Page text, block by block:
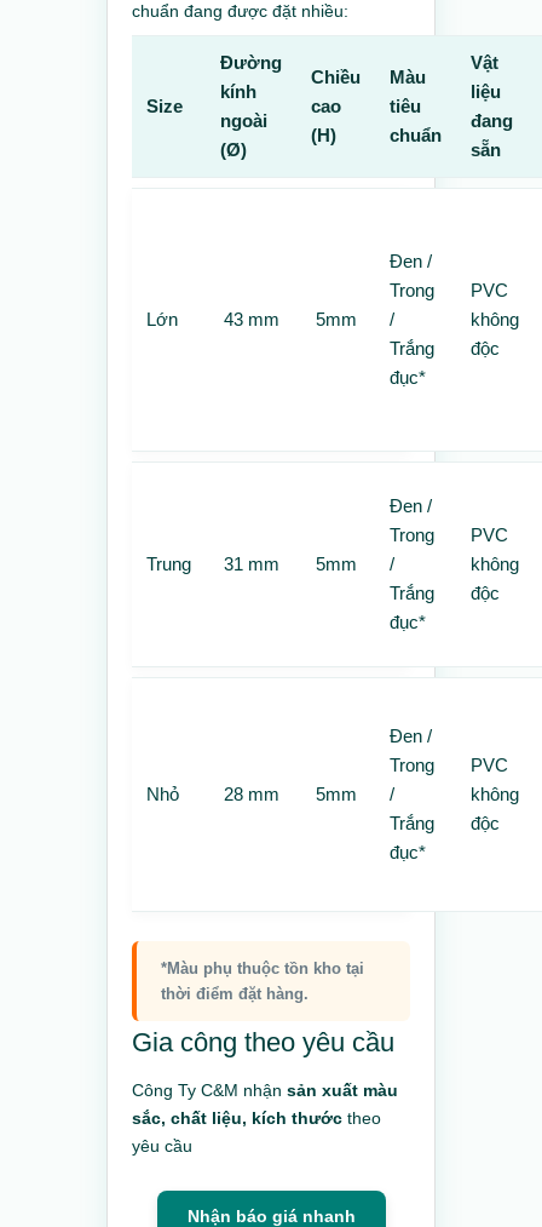
chuẩn đang được đặt nhiều:
Size
Đường
kính
ngoài
(Ø)
Chiều
cao
(H)
Màu
tiêu
chuẩn
Vật
liệu
đang
sẵn
Lớn 43 mm 5mm
Đen /
Trong
/
Trắng
đục*
PVC
không
độc
Trung 31 mm 5mm
Đen /
Trong
/
Trắng
đục*
PVC
không
độc
Nhỏ 28 mm 5mm
Đen /
Trong
/
Trắng
đục*
PVC
không
độc
*Màu phụ thuộc tồn kho tại
thời điểm đặt hàng.
Gia công theo yêu cầu
Công Ty C&M nhận sản xuất màu
sắc, chất liệu, kích thước theo
yêu cầu
Nhận báo giá nhanh